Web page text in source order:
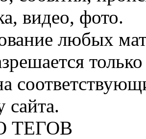
видео, фото.
любых
сайта.
ТЕГОВ